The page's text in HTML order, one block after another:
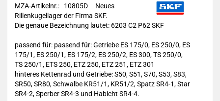
MZA-Artikelnr.: 10805D
Neues
Rillenkugellager der Firma SKF.
Die genaue Bezeichnung lautet: 6203 C2 P62 SKF
passend für: passend für: Getriebe ES 175/0, ES 250/0, ES
175/1, ES 250/1, ES 175/2, ES 250/2, ES 300, TS 250/0,
TS 250/1, ETS 250, ETZ 250, ETZ 251, ETZ 301
hinteres Kettenrad und Getriebe: S50, S51, S70, S53, S83,
SR50, SR80, Schwalbe KR51/1, KR51/2, Spatz SR4-1, Star
SR4-2, Sperber SR4-3 und Habicht SR4-4.